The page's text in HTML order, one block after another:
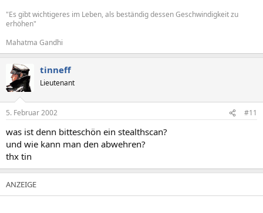
"Es gibt wichtigeres im Leben, als beständig dessen Geschwindigkeit zu
erhöhen"
Mahatma Gandhi
tinneff
Lieutenant
5. Februar 2002 #11
was ist denn bitteschön ein stealthscan?
und wie kann man den abwehren?
thx tin